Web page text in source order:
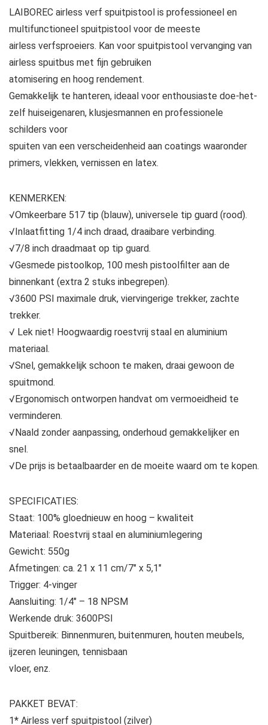
LAIBOREC airless verf spuitpistool is professioneel en
multifunctioneel spuitpistool voor de meeste
airless verfsproeiers. Kan voor spuitpistool vervanging van
airless spuitbus met fijn gebruiken
atomisering en hoog rendement.
Gemakkelijk te hanteren, ideaal voor enthousiaste doe-het-
zelf huiseigenaren, klusjesmannen en professionele
schilders voor
spuiten van een verscheidenheid aan coatings waaronder
primers, vlekken, vernissen en latex.
KENMERKEN:
√Omkeerbare 517 tip (blauw), universele tip guard (rood).
√Inlaatfitting 1/4 inch draad, draaibare verbinding.
√7/8 inch draadmaat op tip guard.
√Gesmede pistoolkop, 100 mesh pistoolfilter aan de
binnenkant (extra 2 stuks inbegrepen).
√3600 PSI maximale druk, viervingerige trekker, zachte
trekker.
√ Lek niet! Hoogwaardig roestvrij staal en aluminium
materiaal.
√Snel, gemakkelijk schoon te maken, draai gewoon de
spuitmond.
√Ergonomisch ontworpen handvat om vermoeidheid te
verminderen.
√Naald zonder aanpassing, onderhoud gemakkelijker en
snel.
√De prijs is betaalbaarder en de moeite waard om te kopen.
SPECIFICATIES:
Staat: 100% gloednieuw en hoog – kwaliteit
Materiaal: Roestvrij staal en aluminiumlegering
Gewicht: 550g
Afmetingen: ca. 21 x 11 cm/7″ x 5,1″
Trigger: 4-vinger
Aansluiting: 1/4″ – 18 NPSM
Werkende druk: 3600PSI
Spuitbereik: Binnenmuren, buitenmuren, houten meubels,
ijzeren leuningen, tennisbaan
vloer, enz.
PAKKET BEVAT:
1* Airless verf spuitpistool (zilver)